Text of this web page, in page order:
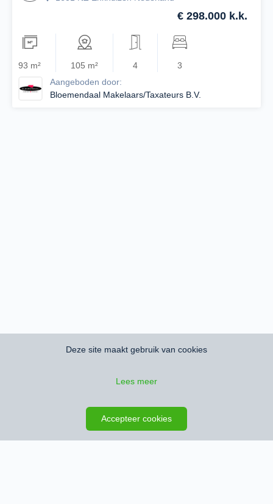
Zoeken opslaan
€ 298.000 k.k.
93 m² 105 m² 4
3
Aangeboden door:
Bloemendaal Makelaars/Taxateurs B.V.
Deze site maakt gebruik van cookies
Lees meer
Accepteer cookies